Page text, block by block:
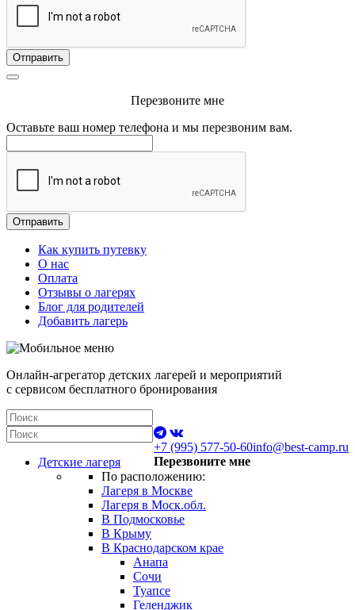
Отправить
Перезвоните мне
Оставьте ваш номер телефона и мы перезвоним вам.
Отправить
Как купить путевку
О нас
Оплата
Отзывы о лагерях
Блог для родителей
Добавить лагерь
Онлайн-агрегатор детских лагерей и мероприятий
с сервисом бесплатного бронирования
+7 (995) 577-50-60info@best-camp.ru
Перезвоните мне
Детские лагеря
По расположению:
Лагеря в Москве
Лагеря в Моск.обл.
В Подмосковье
В Крыму
В Краснодарском крае
Анапа
Сочи
Туапсе
Геленджик